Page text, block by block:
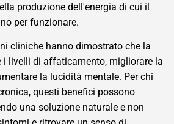
produzione dell'energia di cui il
per funzionare.
cliniche hanno dimostrato che la
i livelli di affaticamento, migliorare la
la lucidità mentale. Per chi
questi benefici possono
una soluzione naturale e non